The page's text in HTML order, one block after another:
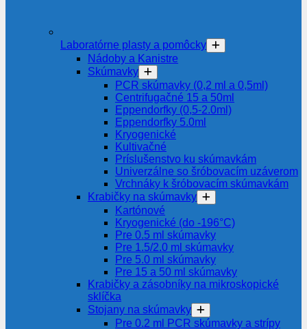
Laboratórne plasty a pomôcky
Nádoby a Kanistre
Skúmavky
PCR skúmavky (0,2 ml a 0,5ml)
Centrifugačné 15 a 50ml
Eppendorfky (0,5-2.0ml)
Eppendorfky 5.0ml
Kryogenické
Kultivačné
Príslušenstvo ku skúmavkám
Univerzálne so šróbovacím uzáverom
Vrchnáky k šróbovacím skúmavkám
Krabičky na skúmavky
Kartónové
Kryogenické (do -196°C)
Pre 0.5 ml skúmavky
Pre 1.5/2.0 ml skúmavky
Pre 5.0 ml skúmavky
Pre 15 a 50 ml skúmavky
Krabičky a zásobníky na mikroskopické
sklíčka
Stojany na skúmavky
Pre 0.2 ml PCR skúmavky a strípy